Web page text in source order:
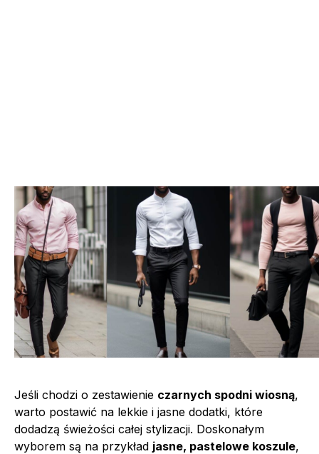
Jeśli chodzi o zestawienie czarnych spodni wiosną,
warto postawić na lekkie i jasne dodatki, które
dodadzą świeżości całej stylizacji. Doskonałym
wyborem są na przykład jasne, pastelowe koszule,